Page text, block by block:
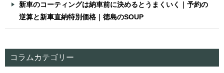
新車のコーティングは納車前に決めるとうまくいく｜予約の
逆算と新車直納特別価格｜徳島のSOUP
コラムカテゴリー